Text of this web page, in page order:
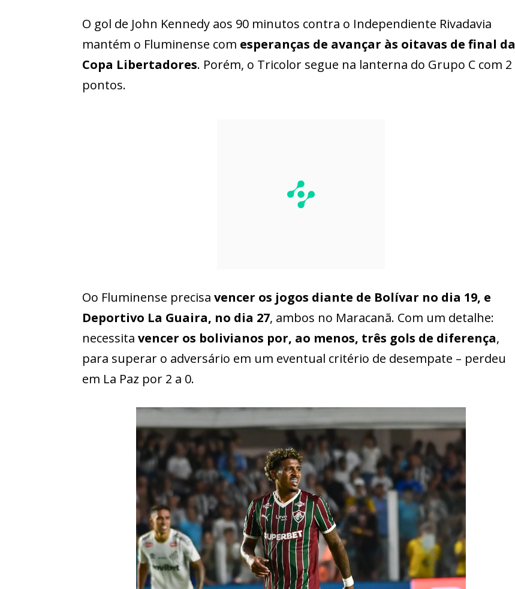
O gol de John Kennedy aos 90 minutos contra o Independiente Rivadavia
mantém o Fluminense com esperanças de avançar às oitavas de final da
Copa Libertadores. Porém, o Tricolor segue na lanterna do Grupo C com 2
pontos.
Oo Fluminense precisa vencer os jogos diante de Bolívar no dia 19, e
Deportivo La Guaira, no dia 27, ambos no Maracanã. Com um detalhe:
necessita vencer os bolivianos por, ao menos, três gols de diferença,
para superar o adversário em um eventual critério de desempate – perdeu
em La Paz por 2 a 0.